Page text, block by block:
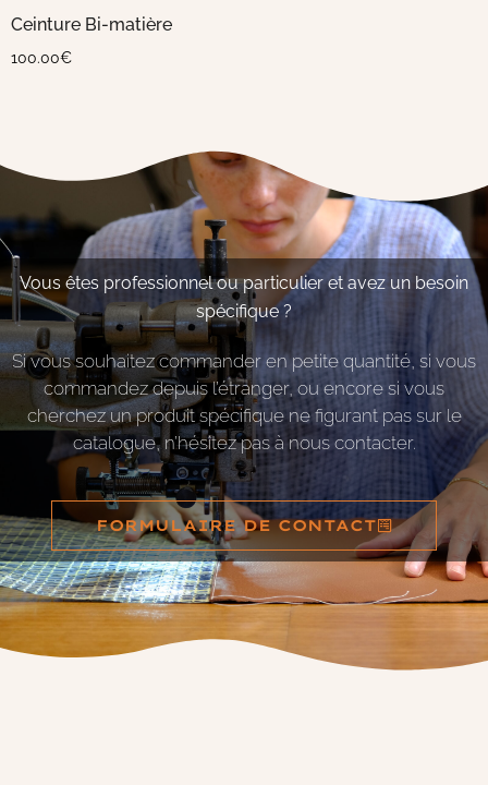
Ceinture Bi-matière
100.00€
Vous êtes professionnel ou particulier et avez un besoin
spécifique ?
Si vous souhaitez commander en petite quantité, si vous
commandez depuis l’étranger, ou encore si vous
cherchez un produit spécifique ne figurant pas sur le
catalogue, n’hésitez pas à nous contacter.
FORMULAIRE DE CONTACT